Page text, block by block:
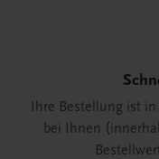
Ihre Bestellung ist
bei Ihnen